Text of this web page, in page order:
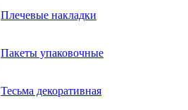
Плечевые накладки
Пакеты упаковочные
Тесьма декоративная